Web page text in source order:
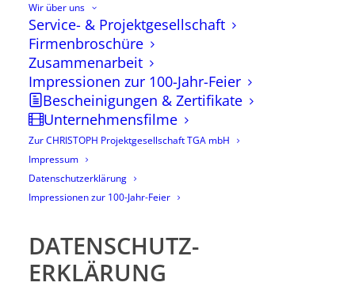
Wir über uns
Service- & Projektgesellschaft
Firmenbroschüre
Zusammenarbeit
Impressionen zur 100-Jahr-Feier
Bescheinigungen & Zertifikate
Unternehmensfilme
Zur CHRISTOPH Projektgesellschaft TGA mbH
Impressum
Datenschutzerklärung
Impressionen zur 100-Jahr-Feier
Datenschutz
DATENSCHUTZ­
ERKLÄRUNG